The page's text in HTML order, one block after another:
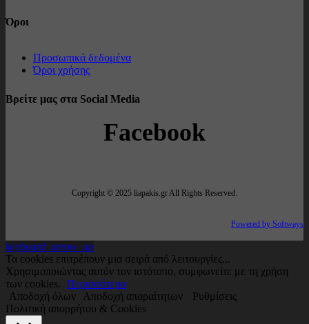
Όροι
Προσωπικά δεδομένα
Όροι χρήσης
Βρείτε μας στα Social Media
Facebook
Copyright © 2025 liapakis.gr All Rights Reserved.
Powered by Softways
keyboard_arrow_up
Τα cookies επιτρέπουν μια σειρά από λειτουργίες...
Χρησιμοποιώντας αυτόν τον ιστότοπο, συμφωνείτε με τη χρήση
των cookies. Περισσότερα
Αποδοχή όλων
Αποδοχή απαραίτητων
Ρυθμίσεις
Πολιτική απορρήτου & Cookies